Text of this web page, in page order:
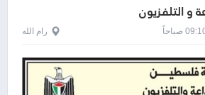
و التلفزيون
رام الله